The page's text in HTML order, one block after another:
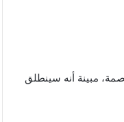
في العاصمة، مبينة أنه سينطلق